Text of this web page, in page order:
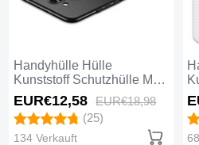
Handyhülle Hülle
Kunststoff Schutzhülle Matt
M02 für Huawei Mate 20
Lite Schwarz
EUR€12,58 EUR€18,98
(25)
134 Verkauft